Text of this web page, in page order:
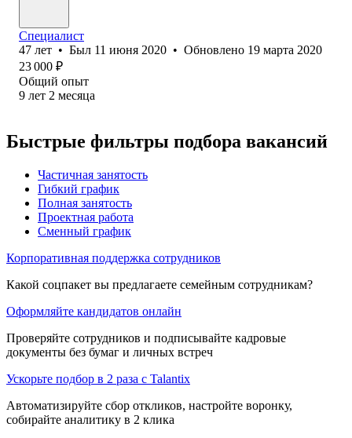
Специалист
47 лет • Был 11 июня 2020 • Обновлено 19 марта 2020
23 000 ₽
Общий опыт
9 лет 2 месяца
Быстрые фильтры подбора вакансий
Частичная занятость
Гибкий график
Полная занятость
Проектная работа
Сменный график
Корпоративная поддержка сотрудников
Какой соцпакет вы предлагаете семейным сотрудникам?
Оформляйте кандидатов онлайн
Проверяйте сотрудников и подписывайте кадровые
документы без бумаг и личных встреч
Ускорьте подбор в 2 раза с Talantix
Автоматизируйте сбор откликов, настройте воронку,
собирайте аналитику в 2 клика